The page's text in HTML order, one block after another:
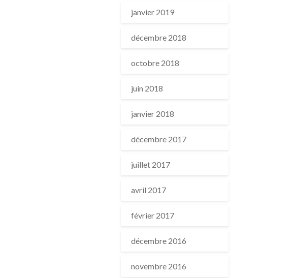
janvier 2019
décembre 2018
octobre 2018
juin 2018
janvier 2018
décembre 2017
juillet 2017
avril 2017
février 2017
décembre 2016
novembre 2016